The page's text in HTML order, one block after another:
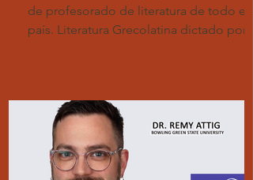
de profesorado de literatura de todo el
país. Literatura Grecolatina dictado por la